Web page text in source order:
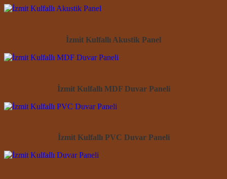
İzmit Kulfallı Akustik Panel
İzmit Kulfallı MDF Duvar Paneli
İzmit Kulfallı PVC Duvar Paneli